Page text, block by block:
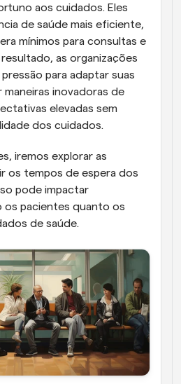
aos cuidados. Eles
de saúde mais eficiente,
mínimos para consultas e
as organizações
para adaptar suas
inovadoras de
elevadas sem
dos cuidados.
iremos explorar as
os tempos de espera dos
pode impactar
pacientes quanto os
de saúde.